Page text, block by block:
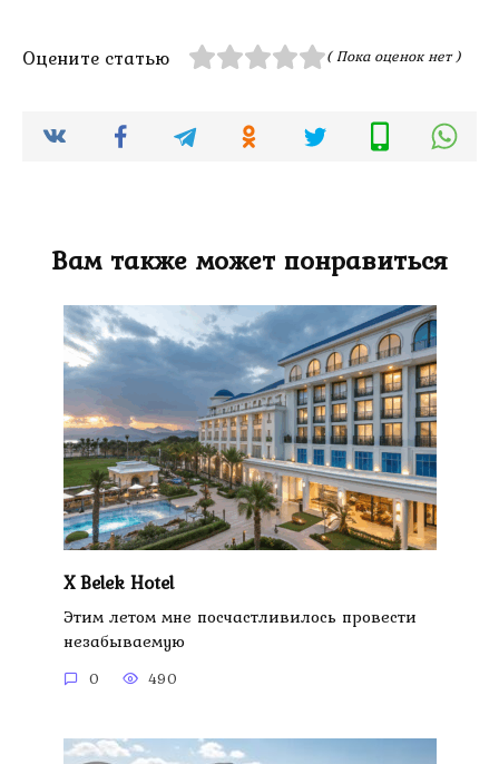
Оцените статью ( Пока оценок нет )
Вам также может понравиться
X Belek Hotel
Этим летом мне посчастливилось провести
незабываемую
0 490